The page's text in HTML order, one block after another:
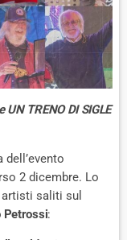
UN TRENO DI SIGLE
2 dicembre. Lo
saliti sul
Petrossi: